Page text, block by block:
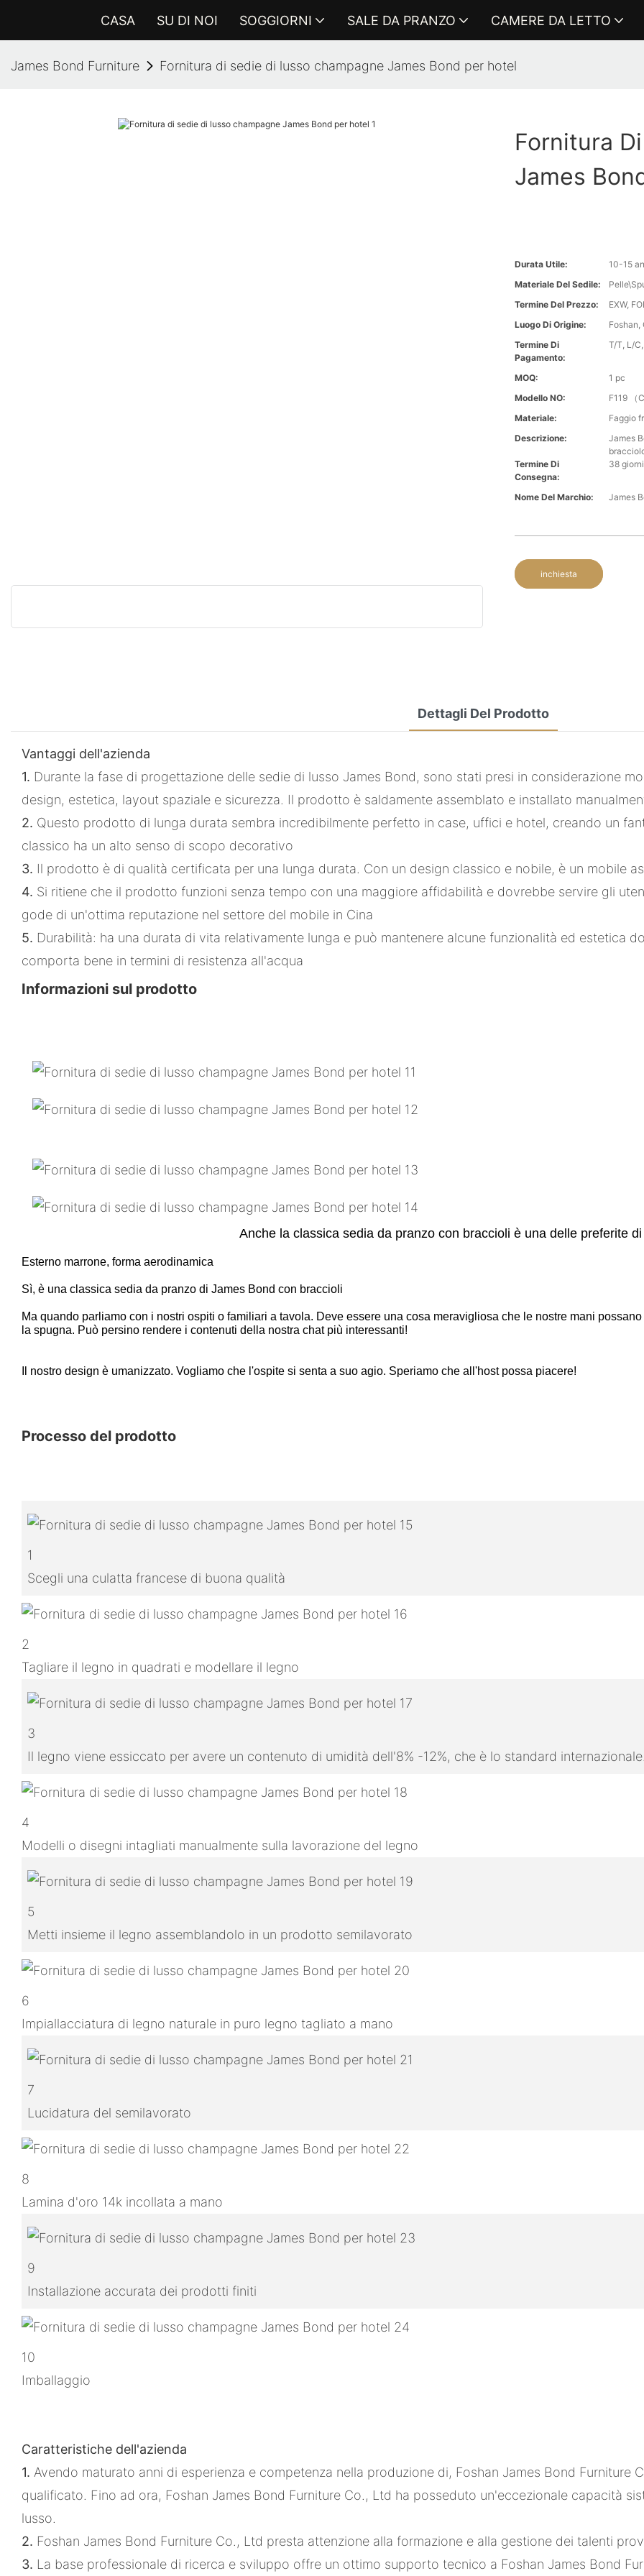
CASA SU DI NOI SOGGIORNI SALE DA PRANZO CAMERE DA LETTO
James Bond Furniture Fornitura di sedie di lusso champagne James Bond per hotel
Fornitura
James
Durata Utile:
10-15
Materiale Del Sedile:
Termine Del Prezzo:
EXW,
Luogo Di Origine:
Foshan,
Termine Di
Pagamento:
T/T, L/
MOQ:
1 pc
Modello NO:
F119 （
Materiale:
Faggio
Descrizione:
James
Termine Di
Consegna:
38
Nome Del Marchio: James
inchiesta
Dettagli Del Prodotto
Vantaggi dell'azienda
1. Durante la fase di progettazione delle sedie di lusso James Bond, sono stati presi in considerazione
design, estetica, layout spaziale e sicurezza. Il prodotto è saldamente assemblato e installato
2. Questo prodotto di lunga durata sembra incredibilmente perfetto in case, uffici e hotel, creando un
classico ha un alto senso di scopo decorativo
3. Il prodotto è di qualità certificata per una lunga durata. Con un design classico e nobile, è un mobile
4. Si ritiene che il prodotto funzioni senza tempo con una maggiore affidabilità e dovrebbe servire gli
gode di un'ottima reputazione nel settore del mobile in Cina
5. Durabilità: ha una durata di vita relativamente lunga e può mantenere alcune funzionalità ed estetica
comporta bene in termini di resistenza all'acqua
Informazioni sul prodotto
Anche la classica sedia da pranzo con braccioli è una delle preferite
Esterno marrone, forma aerodinamica
Sì, è una classica sedia da pranzo di James Bond con braccioli
Ma quando parliamo con i nostri ospiti o familiari a tavola. Deve essere una cosa meravigliosa che le nostre mani
la spugna. Può persino rendere i contenuti della nostra chat più interessanti!
Il nostro design è umanizzato. Vogliamo che l'ospite si senta a suo agio. Speriamo che all'host possa piacere!
Processo del prodotto
1
Scegli una culatta francese di buona qualità
2
Tagliare il legno in quadrati e modellare il legno
3
Il legno viene essiccato per avere un contenuto di umidità dell'8% -12%, che è lo standard
4
Modelli o disegni intagliati manualmente sulla lavorazione del legno
5
Metti insieme il legno assemblandolo in un prodotto semilavorato
6
Impiallacciatura di legno naturale in puro legno tagliato a mano
7
Lucidatura del semilavorato
8
Lamina d'oro 14k incollata a mano
9
Installazione accurata dei prodotti finiti
10
Imballaggio
Caratteristiche dell'azienda
1. Avendo maturato anni di esperienza e competenza nella produzione di, Foshan James Bond
qualificato. Fino ad ora, Foshan James Bond Furniture Co., Ltd ha posseduto un'eccezionale capacità
lusso.
2. Foshan James Bond Furniture Co., Ltd presta attenzione alla formazione e alla gestione dei talenti
3. La base professionale di ricerca e sviluppo offre un ottimo supporto tecnico a Foshan James Bond